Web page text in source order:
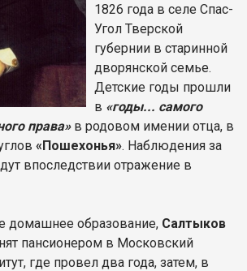
1826 года в селе Спас-
Угол Тверской
губернии в старинной
дворянской семье.
Детские годы прошли
в «годы... самого
права» в родовом имении отца, в
«Пошехонья». Наблюдения за
впоследствии отражение в
домашнее образование, Салтыков
пансионером в Московский
где провел два года, затем, в